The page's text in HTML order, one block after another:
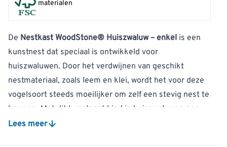
materialen
De Nestkast WoodStone® Huiszwaluw – enkel is een
kunstnest dat speciaal is ontwikkeld voor
huiszwaluwen. Door het verdwijnen van geschikt
nestmateriaal, zoals leem en klei, wordt het voor deze
vogelsoort steeds moeilijker om zelf een stevig nest te
bouwen. Met dit kunstnest bied je huiszwaluwen een
geschikte broedplaats aan de gevel van een gebouw.
Lees meer